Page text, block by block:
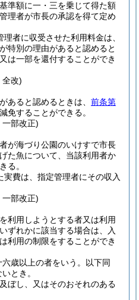
準額に一・三を乗じて得た額
理者が市長の承認を得て定め
者に収受させた利用料金は、
特別の理由があると認めると
は一部を還付することができ
全改)
あると認めるときは、 前条第
免することができる。
部改正)
が海づり公園のいけすで市長
た魚について、当該利用者か
る。
実費は、指定管理者にその収入
部改正)
利用しようとする者又は利用
ずれかに該当する場合は、入
利用の制限をすることができ
六歳以上の者をいう。以下同
とき。
ぼし、又はそのおそれのある